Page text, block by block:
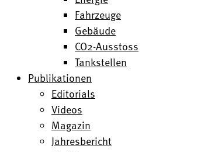
Fahrzeuge
Gebäude
CO2-Ausstoss
Tankstellen
Publikationen
Editorials
Videos
Magazin
Jahresbericht